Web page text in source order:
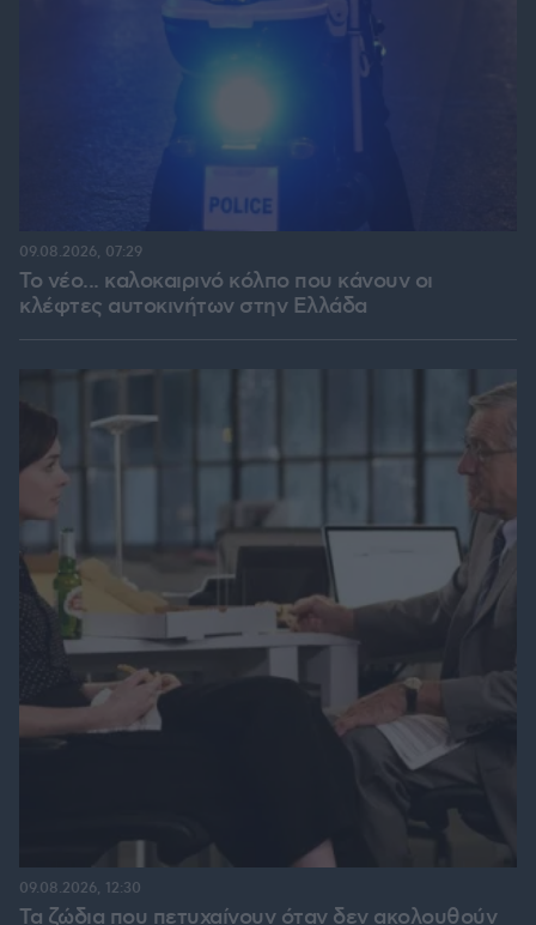
Το νέο... καλοκαιρινό κόλπο που κάνουν οι
κλέφτες αυτοκινήτων στην Ελλάδα
09.08.2026, 07:29
Τα ζώδια που πετυχαίνουν όταν δεν ακολουθούν
09.08.2026, 12:30